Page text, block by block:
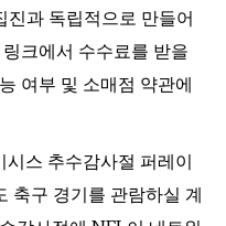
과 독립적으로 만들어
크에서 수수료를 받을
여부 및 소매점 약관에
스 추수감사절 퍼레이
축구 경기를 관람하실 계